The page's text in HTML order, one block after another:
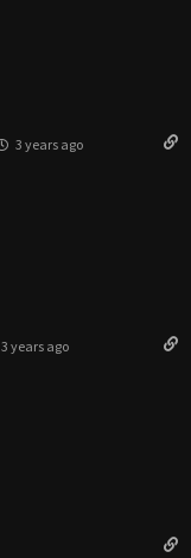
3 years ago
3 years ago